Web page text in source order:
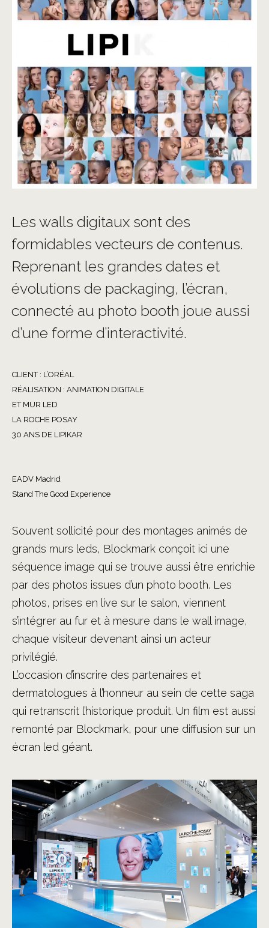
Les walls digitaux sont des
formidables vecteurs de contenus.
Reprenant les grandes dates et
évolutions de packaging, l’écran,
connecté au photo booth joue aussi
d’une forme d’interactivité.
CLIENT : L’ORÉAL
RÉALISATION : ANIMATION DIGITALE
ET MUR LED
LA ROCHE POSAY
30 ANS DE LIPIKAR
EADV Madrid
Stand The Good Experience
Souvent sollicité pour des montages animés de
grands murs leds, Blockmark conçoit ici une
séquence image qui se trouve aussi être enrichie
par des photos issues d’un photo booth. Les
photos, prises en live sur le salon, viennent
s’intégrer au fur et à mesure dans le wall image,
chaque visiteur devenant ainsi un acteur
privilégié.
L’occasion d’inscrire des partenaires et
dermatologues à l’honneur au sein de cette saga
qui retranscrit l’historique produit. Un film est aussi
remonté par Blockmark, pour une diffusion sur un
écran led géant.